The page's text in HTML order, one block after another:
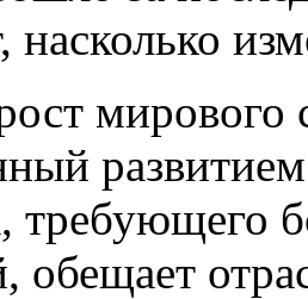
насколько
мирового
требующего
обещает